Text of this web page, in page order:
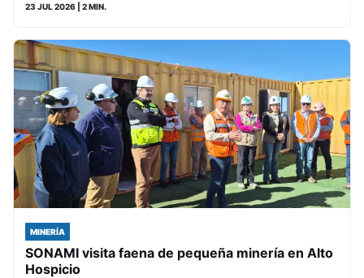
23 JUL 2026 | 2 MIN.
MINERÍA
SONAMI visita faena de pequeña minería en Alto
Hospicio